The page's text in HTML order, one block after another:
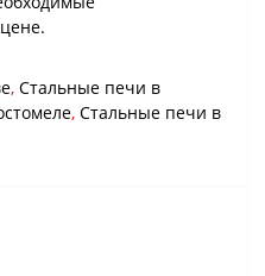
, Стальные печи в
, Стальные печи в